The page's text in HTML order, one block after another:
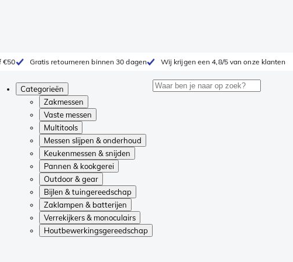
€50 Gratis retourneren binnen 30 dagen Wij krijgen een 4,8/5 van onze klanten
Categorieën
Zakmessen
Vaste messen
Multitools
Messen slijpen & onderhoud
Keukenmessen & snijden
Pannen & kookgerei
Outdoor & gear
Bijlen & tuingereedschap
Zaklampen & batterijen
Verrekijkers & monoculairs
Houtbewerkingsgereedschap